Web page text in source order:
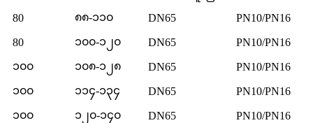
80 ၈၈-၁၁၀ DN65 PN10/PN16
80 ၁၀၀-၁၂၀ DN65
PN10/PN16
၁၀၀
၁၀၈-၁၂၈ DN65
PN10/PN16
၁၀၀
၁၁၄-၁၃၄ DN65
PN10/PN16
၁၀၀
၁၂၀-၁၄၀ DN65
PN10/PN16